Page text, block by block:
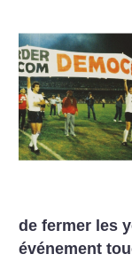
de fermer les
événement